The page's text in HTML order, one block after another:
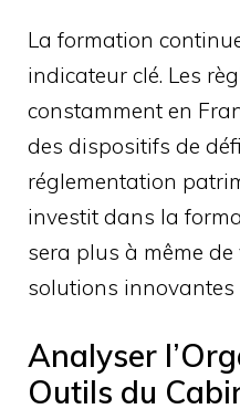
La formation
indicateur clé. Les
constamment en
des dispositifs de
réglementation
investit dans la
sera plus à même
solutions innovantes
Analyser
Outils du